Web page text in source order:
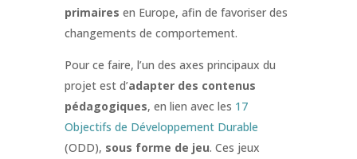
primaires en Europe, afin de favoriser des
changements de comportement.
Pour ce faire, l’un des axes principaux du
projet est d’adapter des contenus
pédagogiques, en lien avec les 17
Objectifs de Développement Durable
(ODD), sous forme de jeu. Ces jeux